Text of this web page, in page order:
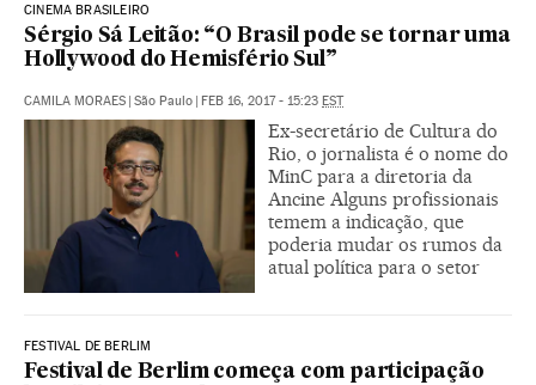
CINEMA BRASILEIRO
Sérgio Sá Leitão: “O Brasil pode se tornar uma
Hollywood do Hemisfério Sul”
CAMILA MORAES São Paulo FEB 16, 2017 - 15:23 EST
Ex-secretário de Cultura do
Rio, o jornalista é o nome do
MinC para a diretoria da
Ancine Alguns profissionais
temem a indicação, que
poderia mudar os rumos da
atual política para o setor
FESTIVAL DE BERLIM
Festival de Berlim começa com participação